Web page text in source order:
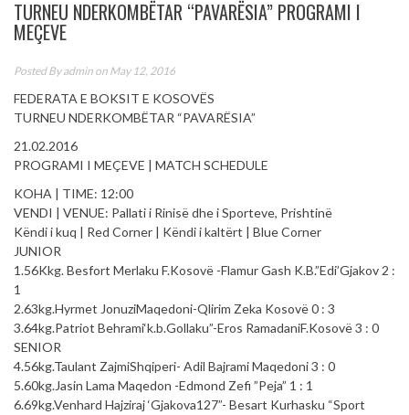
TURNEU NDERKOMBËTAR “PAVARËSIA” PROGRAMI I
MEÇEVE
Posted Byadmin on May 12, 2016
FEDERATA E BOKSIT E KOSOVËS
TURNEU NDERKOMBËTAR “PAVARËSIA”
21.02.2016
PROGRAMI I MEÇEVE | MATCH SCHEDULE
KOHA | TIME: 12:00
VENDI | VENUE: Pallati i Rinisë dhe i Sporteve, Prishtinë
Këndi i kuq | Red Corner | Këndi i kaltërt | Blue Corner
JUNIOR
1.56Kkg. Besfort Merlaku F.Kosovë -Flamur Gash K.B.”Edi’Gjakov 2 :
1
2.63kg.Hyrmet JonuziMaqedoni-Qlirim Zeka Kosovë 0 : 3
3.64kg.Patriot Behrami‘k.b.Gollaku”-Eros RamadaniF.Kosovë 3 : 0
SENIOR
4.56kg.Taulant ZajmiShqiperi- Adil Bajrami Maqedoni 3 : 0
5.60kg.Jasin Lama Maqedon -Edmond Zefi ”Peja” 1 : 1
6.69kg.Venhard Hajziraj ‘Gjakova127”- Besart Kurhasku “Sport